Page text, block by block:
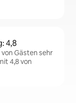
4,8
Gästen sehr
4,8 von